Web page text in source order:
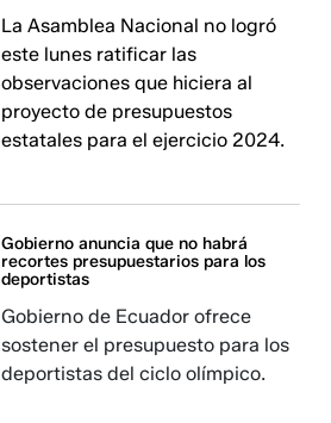
La Asamblea Nacional no logró
este lunes ratificar las
observaciones que hiciera al
proyecto de presupuestos
estatales para el ejercicio 2024.
Gobierno anuncia que no habrá
recortes presupuestarios para los
deportistas
Gobierno de Ecuador ofrece
sostener el presupuesto para los
deportistas del ciclo olímpico.